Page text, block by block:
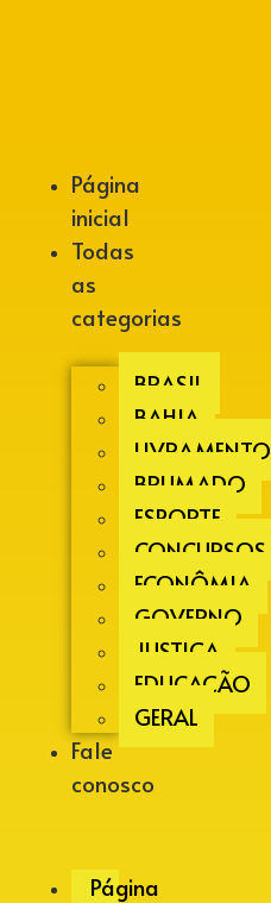
Página
inicial
Todas
as
categorias
BRASIL
BAHIA
LIVRAMENTO
BRUMADO
ESPORTE
CONCURSOS
ECONÔMIA
GOVERNO
JUSTIÇA
EDUCAÇÃO
GERAL
Fale
conosco
Página